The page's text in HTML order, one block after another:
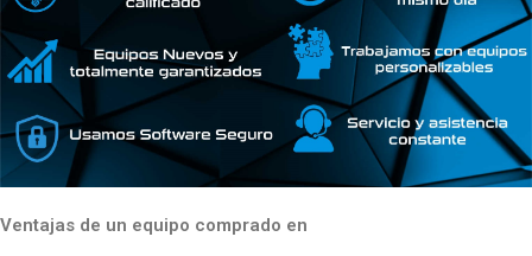
Ventajas de un equipo comprado en